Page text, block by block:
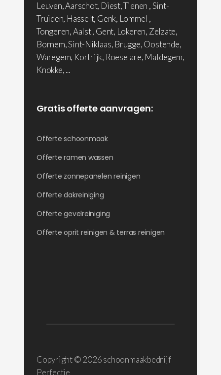
Leuven, Aarschot, Diest, Tienen , Sint-
Truiden, Hasselt, Genk, Lommel ,
Tongeren, Aalst , Gent, Lokeren, Zelzate,
Bornem, Sint-Niklaas, Brugge, Oostende,
Waregem, Kortrijk, Roeselare, Maldegem,
Knokke, ...
Gratis offerte aanvragen:
Offerte schoonmaak
Offerte ramen wassen
Offerte zonnepanelen reinigen
Offerte dakreiniging
Offerte gevelreiniging
Offerte oprit reinigen & terras reinigen
Copyright © 2026 schoonmaakbedrijf
Perfectie